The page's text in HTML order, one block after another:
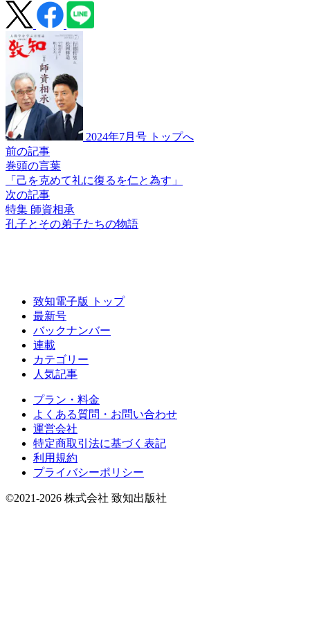
2024年7月号 トップへ
前の記事
巻頭の言葉
「己を克めて礼に復るを仁と為す」
次の記事
特集 師資相承
孔子とその弟子たちの物語
致知電子版 トップ
最新号
バックナンバー
連載
カテゴリー
人気記事
プラン・料金
よくある質問・お問い合わせ
運営会社
特定商取引法に基づく表記
利用規約
プライバシーポリシー
©2021-2026 株式会社 致知出版社